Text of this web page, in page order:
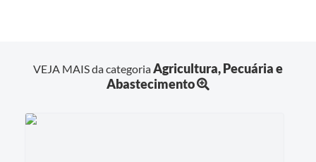
VEJA MAIS da categoriaAgricultura, Pecuária e
Abastecimento